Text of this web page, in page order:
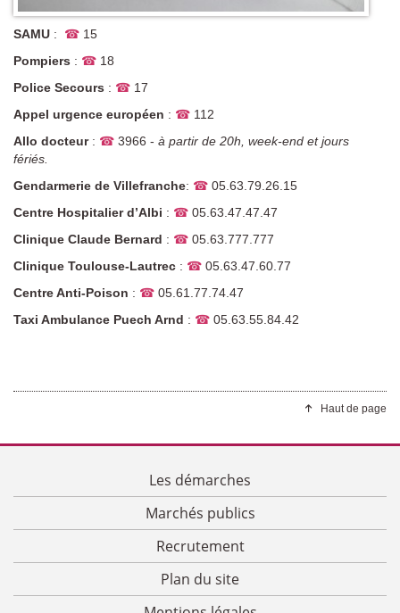
SAMU : ☎ 15
Pompiers : ☎ 18
Police Secours : ☎ 17
Appel urgence européen : ☎ 112
Allo docteur: ☎ 3966 - à partir de 20h, week-end et jours
fériés.
Gendarmerie de Villefranche: ☎ 05.63.79.26.15
Centre Hospitalier d’Albi : ☎ 05.63.47.47.47
Clinique Claude Bernard : ☎ 05.63.777.777
Clinique Toulouse-Lautrec : ☎ 05.63.47.60.77
Centre Anti-Poison : ☎ 05.61.77.74.47
Taxi Ambulance Puech Arnd : ☎ 05.63.55.84.42
Haut de page
Les démarches
Marchés publics
Recrutement
Plan du site